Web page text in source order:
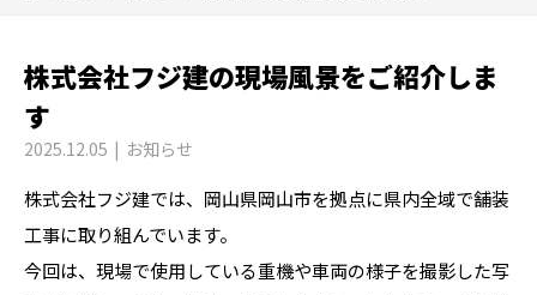
株式会社フジ建の現場風景をご紹介しま
す
2025.12.05 お知らせ
株式会社フジ建では、岡山県岡山市を拠点に県内全域で舗装
工事に取り組んでいます。
今回は、現場で使用している重機や車両の様子を撮影した写